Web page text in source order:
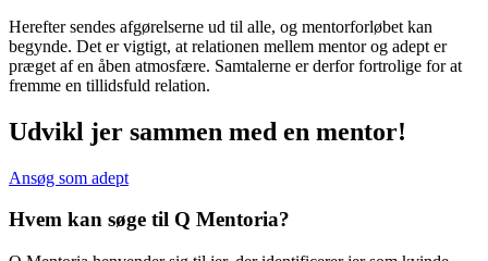
Herefter sendes afgørelserne ud til alle, og mentorforløbet kan
begynde. Det er vigtigt, at relationen mellem mentor og adept er
præget af en åben atmosfære. Samtalerne er derfor fortrolige for at
fremme en tillidsfuld relation.
Udvikl jer sammen med en mentor!
Ansøg som adept
Hvem kan søge til Q Mentoria?